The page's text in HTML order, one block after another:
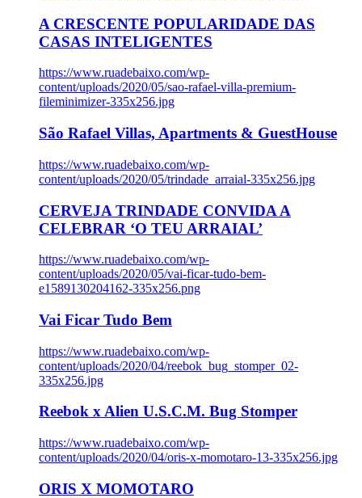
A CRESCENTE POPULARIDADE DAS
CASAS INTELIGENTES
https://www.ruadebaixo.com/wp-
content/uploads/2020/05/sao-rafael-villa-premium-
fileminimizer-335x256.jpg
São Rafael Villas, Apartments & GuestHouse
https://www.ruadebaixo.com/wp-
content/uploads/2020/05/trindade_arraial-335x256.jpg
CERVEJA TRINDADE CONVIDA A
CELEBRAR ‘O TEU ARRAIAL’
https://www.ruadebaixo.com/wp-
content/uploads/2020/05/vai-ficar-tudo-bem-
e1589130204162-335x256.png
Vai Ficar Tudo Bem
https://www.ruadebaixo.com/wp-
content/uploads/2020/04/reebok_bug_stomper_02-
335x256.jpg
Reebok x Alien U.S.C.M. Bug Stomper
https://www.ruadebaixo.com/wp-
content/uploads/2020/04/oris-x-momotaro-13-335x256.jpg
ORIS X MOMOTARO